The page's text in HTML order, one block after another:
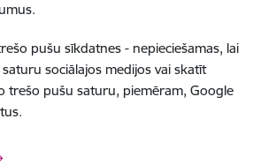
pušu sīkdatnes - nepieciešamas, lai
sociālajos medijos vai skatīt
trešo pušu saturu, piemēram, Google